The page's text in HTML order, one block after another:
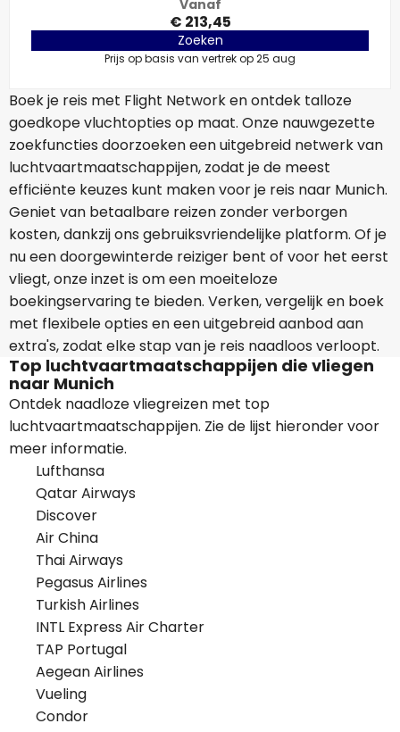
Vanaf
€ 213,45
Zoeken
Prijs op basis van vertrek op 25 aug
Boek je reis met Flight Network en ontdek talloze
goedkope vluchtopties op maat. Onze nauwgezette
zoekfuncties doorzoeken een uitgebreid netwerk van
luchtvaartmaatschappijen, zodat je de meest
efficiënte keuzes kunt maken voor je reis naar Munich.
Geniet van betaalbare reizen zonder verborgen
kosten, dankzij ons gebruiksvriendelijke platform. Of je
nu een doorgewinterde reiziger bent of voor het eerst
vliegt, onze inzet is om een moeiteloze
boekingservaring te bieden. Verken, vergelijk en boek
met flexibele opties en een uitgebreid aanbod aan
extra's, zodat elke stap van je reis naadloos verloopt.
Top luchtvaartmaatschappijen die vliegen
naar Munich
Ontdek naadloze vliegreizen met top
luchtvaartmaatschappijen. Zie de lijst hieronder voor
meer informatie.
Lufthansa
Qatar Airways
Discover
Air China
Thai Airways
Pegasus Airlines
Turkish Airlines
INTL Express Air Charter
TAP Portugal
Aegean Airlines
Vueling
Condor